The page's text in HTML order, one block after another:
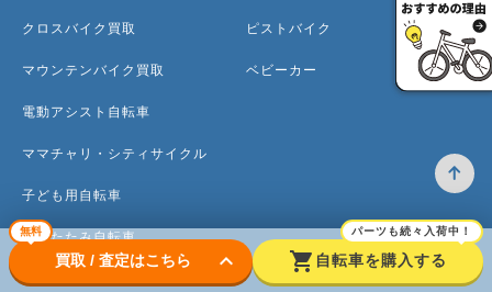
無料
買取 / 査定はこちら keyboard_arrow_down shopping_cart
パーツも続々入荷中！
自転車を購入する
クロスバイク買取
マウンテンバイク買取
電動アシスト自転車
ママチャリ・シティサイクル
子ども用自転車
折りたたみ自転車
ミニベロ
ピストバイク
ベビーカー